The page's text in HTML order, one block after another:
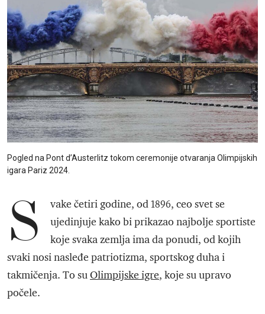
Pogled na Pont d’Austerlitz tokom ceremonije otvaranja Olimpijskih
igara Pariz 2024.
S
vake četiri godine, od 1896, ceo svet se
ujedinjuje kako bi prikazao najbolje sportiste
koje svaka zemlja ima da ponudi, od kojih
svaki nosi nasleđe patriotizma, sportskog duha i
takmičenja. To suOlimpijske igre, koje su upravo
počele.